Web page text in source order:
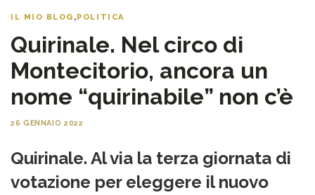
IL MIO BLOG , POLITICA
Quirinale. Nel circo di
Montecitorio, ancora un
nome “quirinabile” non c’è
26 GENNAIO 2022
Quirinale. Al via la terza giornata di
votazione per eleggere il nuovo